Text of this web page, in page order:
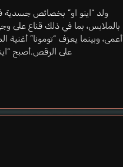
ولد “اينو او” بخصائص جسدية
بالملابس، بما في ذلك قناع على
أعمى، وبينما يعزف “تومونا” أغنية
على الرقص.أصبح